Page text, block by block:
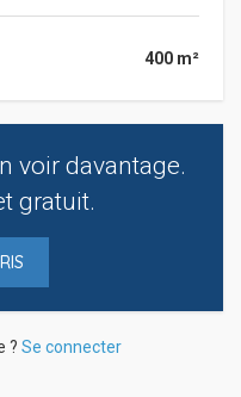
400 m²
voir davantage.
gratuit.
? Se connecter